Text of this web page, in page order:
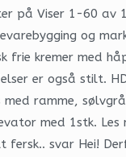
på Viser 1-60
og
kremer med
er også stilt.
ramme,
med 1stk.
fersk.. svar Hei!